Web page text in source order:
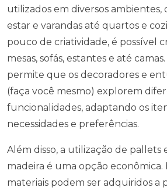
utilizados em diversos ambientes,
estar e varandas até quartos e
pouco de criatividade, é possível
mesas, sofás, estantes e até
permite que os decoradores e
(faça você mesmo) explorem
funcionalidades, adaptando os
necessidades e preferências.
Além disso, a utilização de pallets
madeira é uma opção econômica.
materiais podem ser adquiridos a